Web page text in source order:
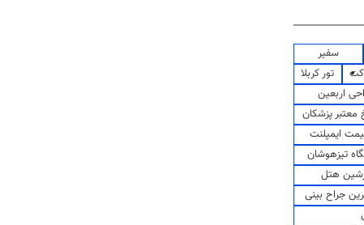
سفیر
تور کربلا
اربعین
پزشکان
ایمپلنت
تیزهوشان
هتل
جراح بینی